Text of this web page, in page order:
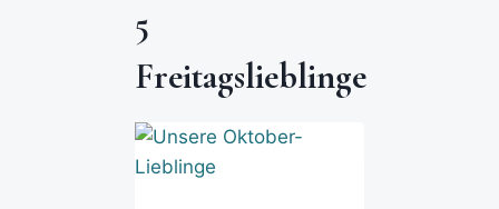
5
Freitagslieblinge